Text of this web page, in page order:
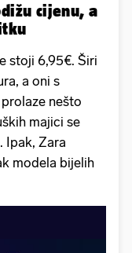
cijenu, a
stoji 6,95€. Širi
a oni s
nešto
majici se
Ipak, Zara
modela bijelih